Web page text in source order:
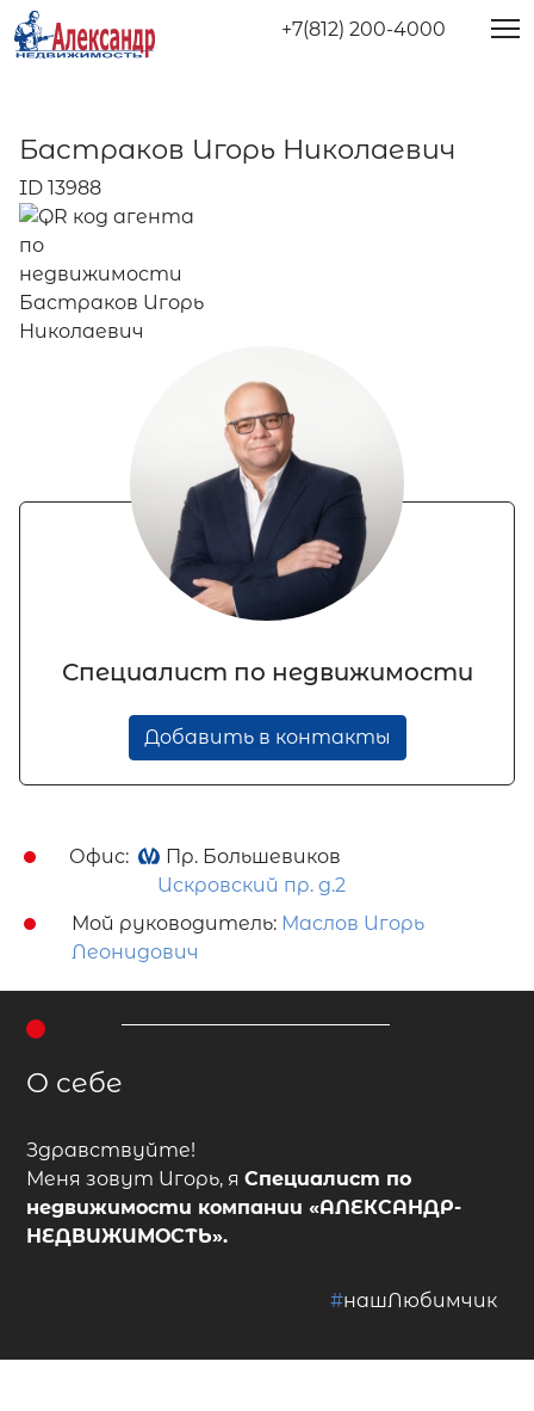
+7(812) 200-4000
Бастраков Игорь Николаевич
ID 13988
Специалист по недвижимости
Добавить в контакты
Офис:
Пр. Большевиков
Искровский пр. д.2
Мой руководитель: Маслов Игорь
Леонидович
О себе
Здравствуйте!
Меня зовут Игорь, яСпециалист по
недвижимости компании«АЛЕКСАНДР-
НЕДВИЖИМОСТЬ».
#нашЛюбимчик